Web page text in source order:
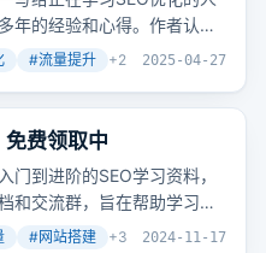
年的经验和心得。作者认
有魅力的领域，需要掌握很
制作、内链优化、外链发
营销推广、产品
度提升要点、SEO团队管理
了一些免费的SEO学习资
文档、交流群等，希望能够
和掌握SEO技术。
#流量提升 +2 2025-04-27
免费领取中
门到进阶的SEO学习资料，
和交流群，旨在帮助学习者
提升网站流量。
#网站搭建 +3 2024-11-17